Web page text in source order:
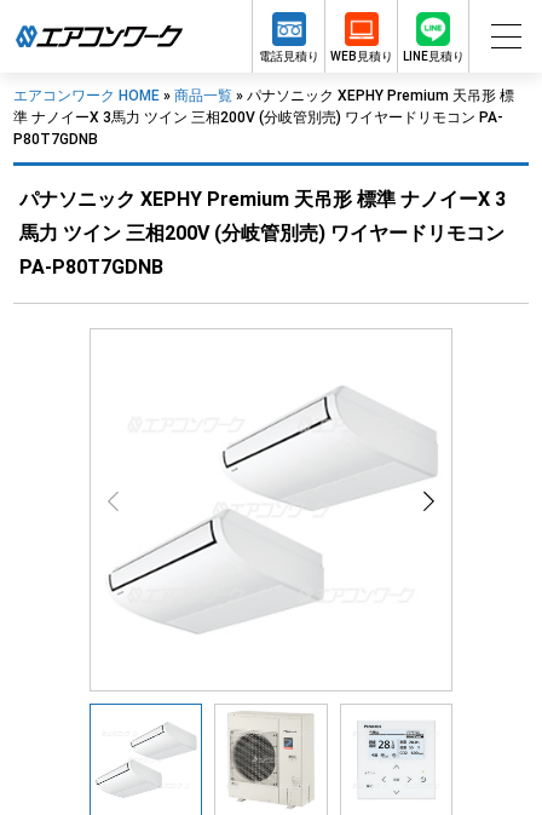
電話見積り WEB見積り LINE見積り
エアコンワーク HOME » 商品一覧 » パナソニック XEPHY Premium 天吊形 標
準 ナノイーX 3馬力 ツイン 三相200V (分岐管別売) ワイヤードリモコン PA-
P80T7GDNB
パナソニック XEPHY Premium 天吊形 標準 ナノイーX 3
馬力 ツイン 三相200V (分岐管別売) ワイヤードリモコン
PA-P80T7GDNB